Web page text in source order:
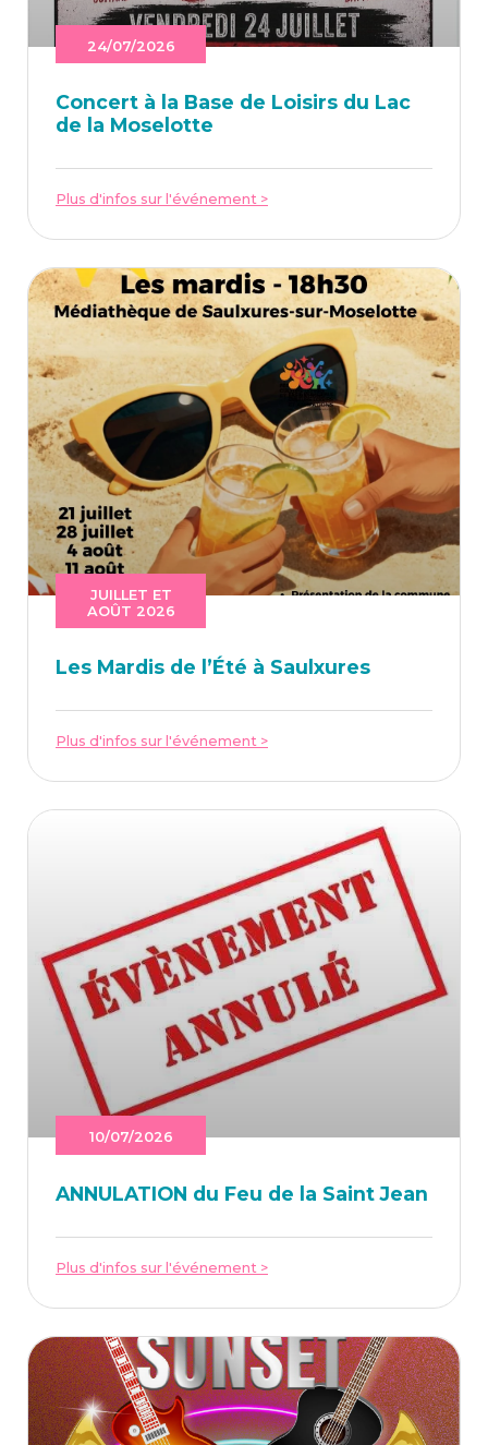
24/07/2026
Concert à la Base de Loi­sirs du Lac
de la Moselotte
Plus d'infos sur l'événement >
JUILLET ET
AOÛT 2026
Les Mar­dis de l’É­té à Saulxures
Plus d'infos sur l'événement >
10/07/2026
ANNU­LA­TION du Feu de la Saint Jean
Plus d'infos sur l'événement >